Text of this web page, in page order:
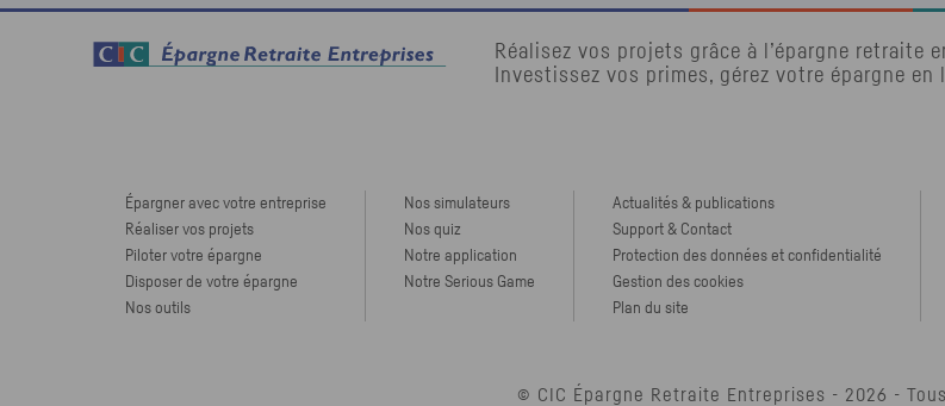
Réalisez vos projets grâce à l’épargne retraite
Investissez vos primes, gérez votre épargne
Épargner avec votre entreprise
Réaliser vos projets
Piloter votre épargne
Disposer de votre épargne
Nos outils
Nos simulateurs
Nos quiz
Notre application
Notre Serious Game
Actualités & publications
Support & Contact
Protection des données et confidentialité
Gestion des cookies
Plan du site
© CIC Épargne Retraite Entreprises - 2026 -